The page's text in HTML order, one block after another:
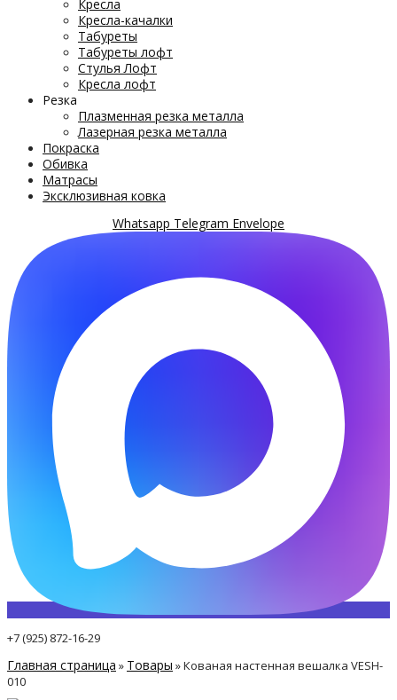
Кресла
Кресла-качалки
Табуреты
Табуреты лофт
Стулья Лофт
Кресла лофт
Резка
Плазменная резка металла
Лазерная резка металла
Покраска
Обивка
Матрасы
Эксклюзивная ковка
Whatsapp Telegram Envelope
+7 (925) 872-16-29
Главная страница » Товары »Кованая настенная вешалка VESH-
010